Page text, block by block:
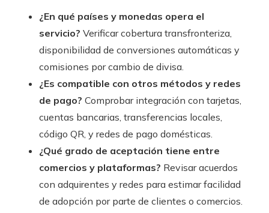
¿En qué países y monedas opera el
servicio? Verificar cobertura transfronteriza,
disponibilidad de conversiones automáticas y
comisiones por cambio de divisa.
¿Es compatible con otros métodos y redes
de pago? Comprobar integración con tarjetas,
cuentas bancarias, transferencias locales,
código QR, y redes de pago domésticas.
¿Qué grado de aceptación tiene entre
comercios y plataformas? Revisar acuerdos
con adquirentes y redes para estimar facilidad
de adopción por parte de clientes o comercios.